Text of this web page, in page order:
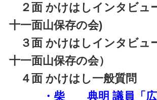
２面 かけはしインタビュ
十一面山保存の会)
３面 かけはしインタビュ
十一面山保存の会）
４面 かけはし一般質問
・柴 典明 議員「広